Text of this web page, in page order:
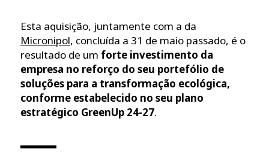
Esta aquisição, juntamente com a da
Micronipol, concluída a 31 de maio passado, é o
resultado de um forte investimento da
empresa no reforço do seu portefólio de
soluções para a transformação ecológica,
conforme estabelecido no seu plano
estratégico GreenUp 24-27.